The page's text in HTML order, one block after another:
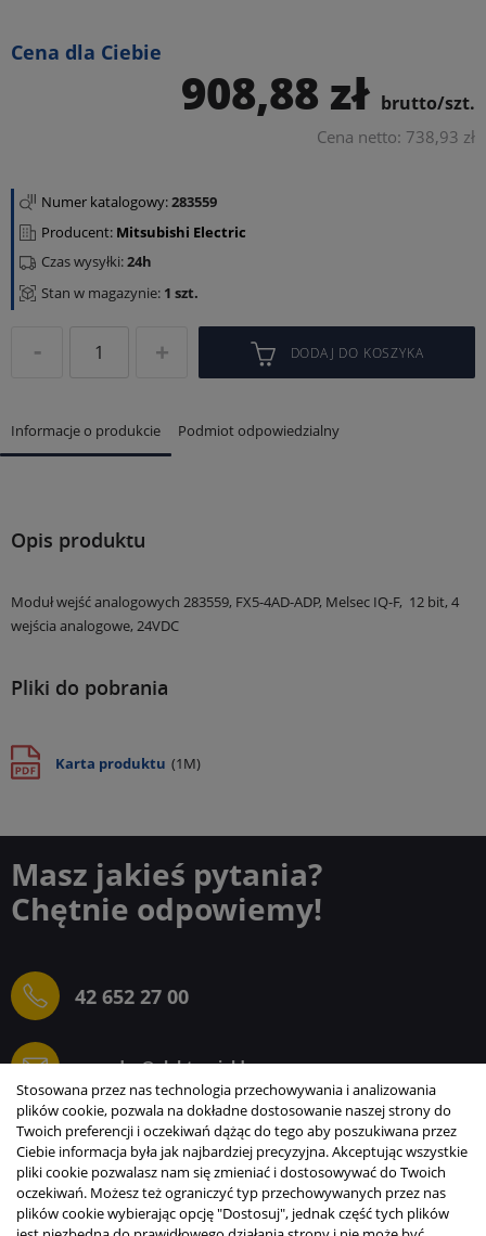
Cena dla Ciebie
908,88 zł brutto/szt.
Cena netto: 738,93 zł
Numer katalogowy:283559
Producent: Mitsubishi Electric
Stan w magazynie: 1 szt.
Czas wysyłki:24h
DODAJ DO KOSZYKA
Informacje o produkcie Podmiot odpowiedzialny
Opis produktu
Moduł wejść analogowych 283559, FX5-4AD-ADP, Melsec IQ-F, 12 bit, 4
wejścia analogowe, 24VDC
Pliki do pobrania
Karta produktu (1M)
Masz jakieś pytania?
Chętnie odpowiemy!
42 652 27 00
sprzedaz@elektrogielda.com
ELEKTROGIEŁDA SZ.ŻACZKIEWICZ; M.KARLIŃSKI
SP.J.
INFORMACJE
Stosowana przez nas technologia przechowywania i analizowania
plików cookie, pozwala na dokładne dostosowanie naszej strony do
Twoich preferencji i oczekiwań dążąc do tego aby poszukiwana przez
Ciebie informacja była jak najbardziej precyzyjna. Akceptując wszystkie
pliki cookie pozwalasz nam się zmieniać i dostosowywać do Twoich
oczekiwań. Możesz też ograniczyć typ przechowywanych przez nas
plików cookie wybierając opcję "Dostosuj", jednak część tych plików